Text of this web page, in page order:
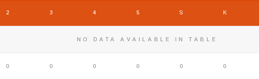
2 3 4 5 S K
NO DATA AVAILABLE IN TABLE
0 0 0 0 0 0